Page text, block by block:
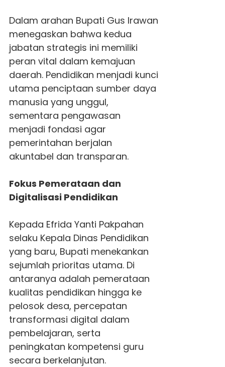
Dalam arahan Bupati Gus Irawan
menegaskan bahwa kedua
jabatan strategis ini memiliki
peran vital dalam kemajuan
daerah. Pendidikan menjadi kunci
utama penciptaan sumber daya
manusia yang unggul,
sementara pengawasan
menjadi fondasi agar
pemerintahan berjalan
akuntabel dan transparan.
Fokus Pemerataan dan
Digitalisasi Pendidikan
Kepada Efrida Yanti Pakpahan
selaku Kepala Dinas Pendidikan
yang baru, Bupati menekankan
sejumlah prioritas utama. Di
antaranya adalah pemerataan
kualitas pendidikan hingga ke
pelosok desa, percepatan
transformasi digital dalam
pembelajaran, serta
peningkatan kompetensi guru
secara berkelanjutan.